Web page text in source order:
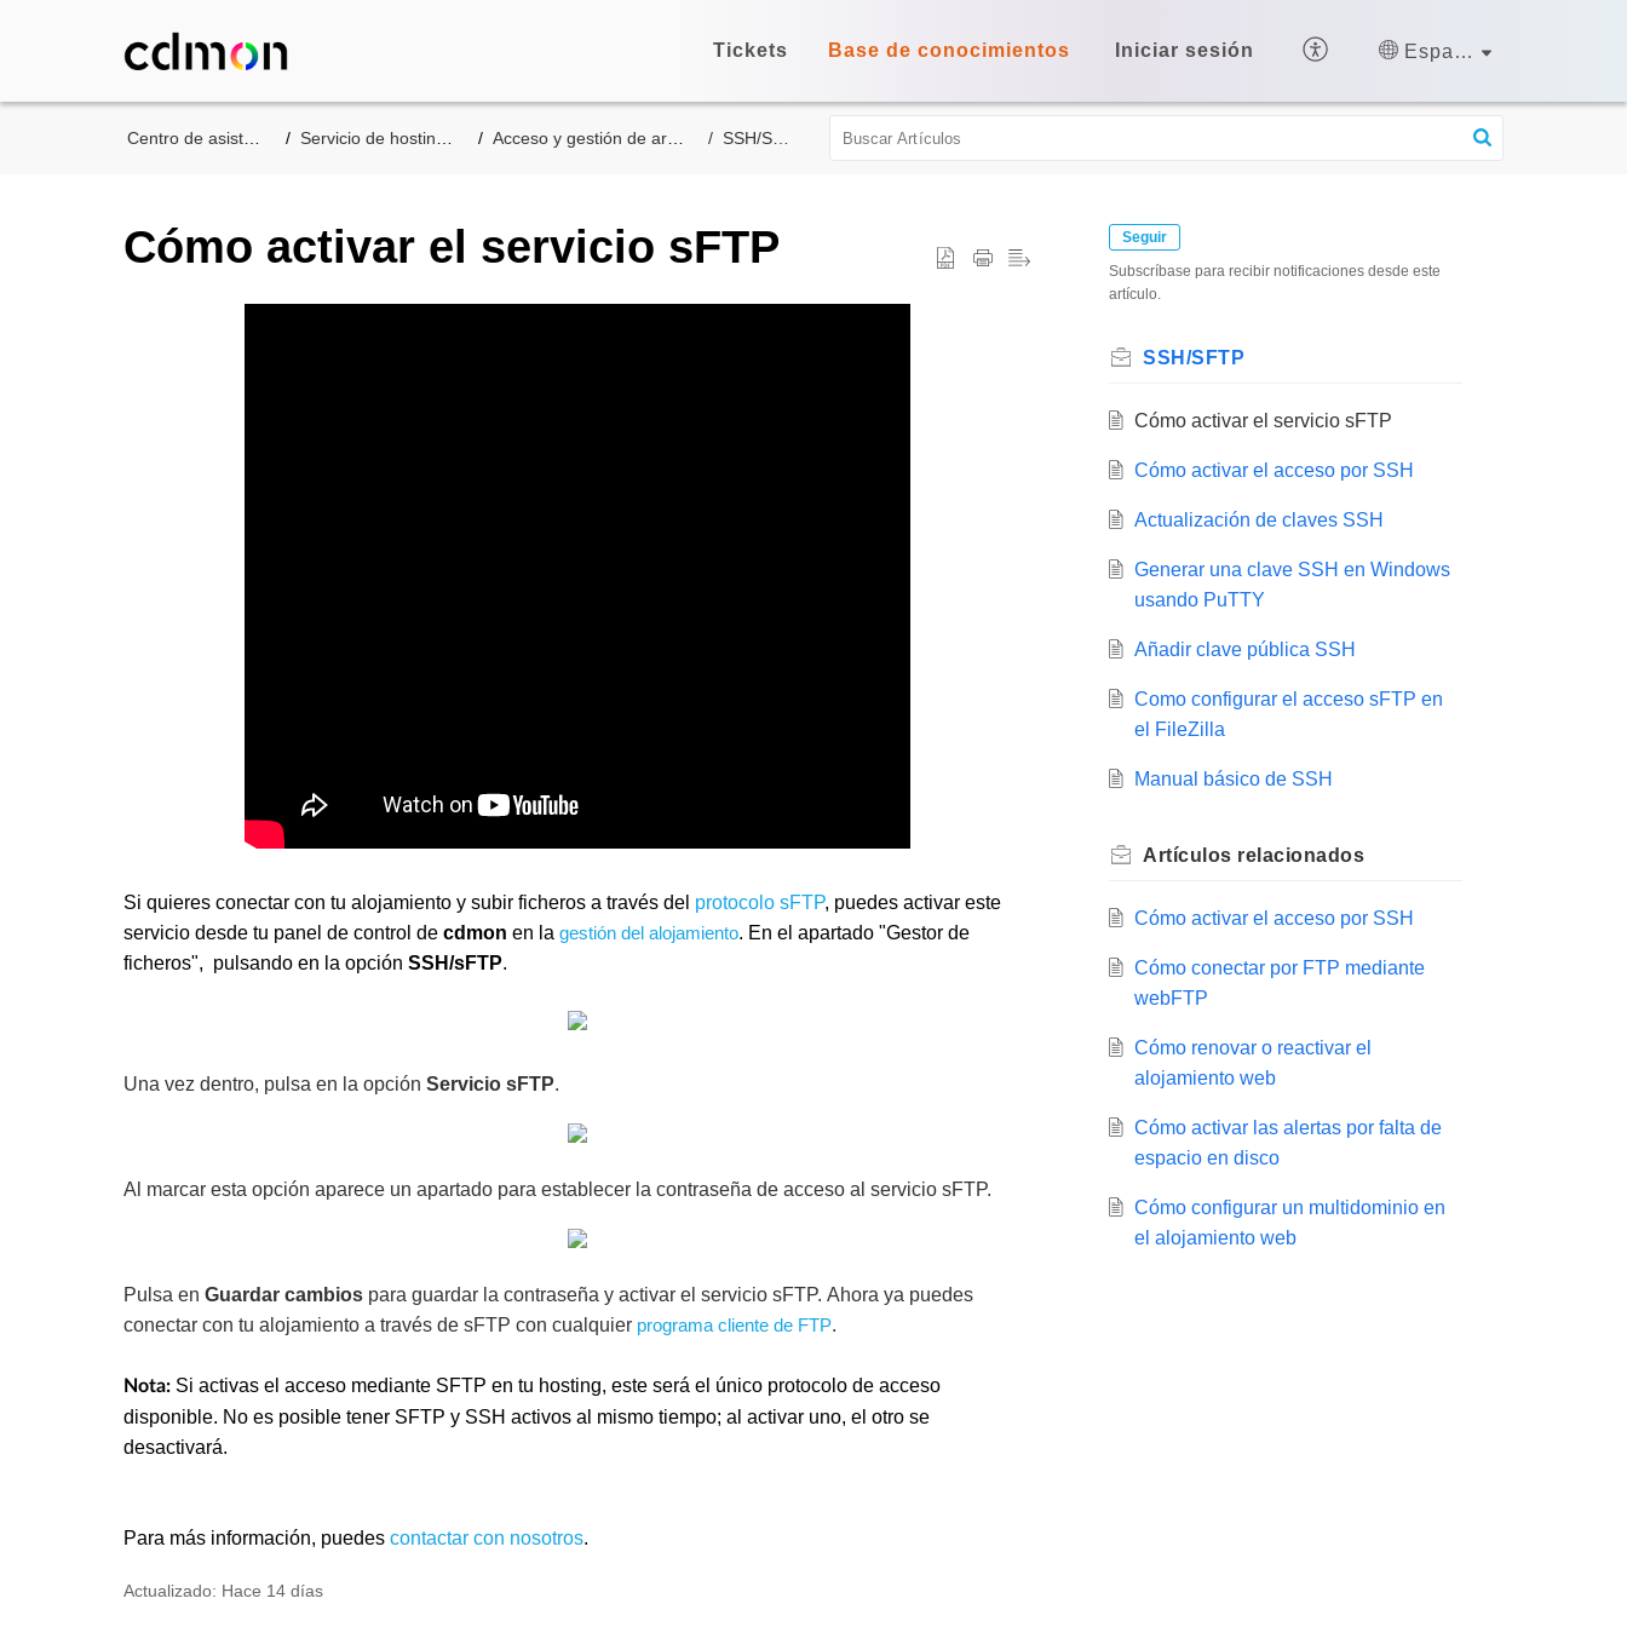
Tickets Base de conocimientos Iniciar sesión Español (España)
Servicio de hosting web Acceso y gestión de archivos SSH/SFTP
Cómo activar el servicio sFTP
Si quieres conectar con tu alojamiento y subir ficheros a través del protocolo sFTP, puedes activar este
servicio desde tu panel de control de cdmon en la gestión del alojamiento. En el apartado "Gestor de
ficheros", pulsando en la opción SSH/sFTP.
Una vez dentro, pulsa en la opción Servicio sFTP.
Al marcar esta opción aparece un apartado para establecer la contraseña de acceso al servicio sFTP.
Pulsa en Guardar cambios para guardar la contraseña y activar el servicio sFTP. Ahora ya puedes
conectar con tu alojamiento a través de sFTP con cualquier programa cliente de FTP.
Nota: Si activas el acceso mediante SFTP en tu hosting, este será el único protocolo de acceso
disponible. No es posible tener SFTP y SSH activos al mismo tiempo; al activar uno, el otro se
desactivará.
Para más información, puedes contactar con nosotros.
Actualizado: Hace 14 días
Seguir
Subscríbase para recibir notificaciones desde este
artículo.
SSH/SFTP
Cómo activar el servicio sFTP
Cómo activar el acceso por SSH
Actualización de claves SSH
Generar una clave SSH en Windows
usando PuTTY
Añadir clave pública SSH
Como configurar el acceso sFTP en
el FileZilla
Manual básico de SSH
Artículos relacionados
Cómo activar el acceso por SSH
Cómo conectar por FTP mediante
webFTP
Cómo renovar o reactivar el
alojamiento web
Cómo activar las alertas por falta de
espacio en disco
Cómo configurar un multidominio en
el alojamiento web